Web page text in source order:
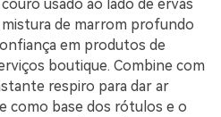
usado ao lado de ervas
mistura de marrom profundo
em produtos de
boutique. Combine com
respiro para dar ar
como base dos rótulos e o